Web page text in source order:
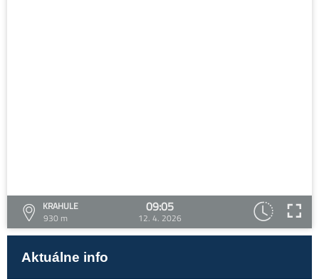
KRAHULE
930 m
09:05
12. 4. 2026
Aktuálne info